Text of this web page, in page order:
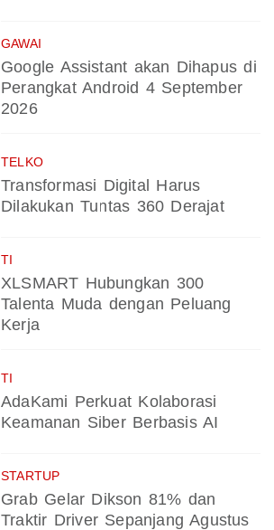
GAWAI
Google Assistant akan Dihapus di
Perangkat Android 4 September
2026
TELKO
Transformasi Digital Harus
Dilakukan Tuntas 360 Derajat
TI
XLSMART Hubungkan 300
Talenta Muda dengan Peluang
Kerja
TI
AdaKami Perkuat Kolaborasi
Keamanan Siber Berbasis AI
STARTUP
Grab Gelar Dikson 81% dan
Traktir Driver Sepanjang Agustus